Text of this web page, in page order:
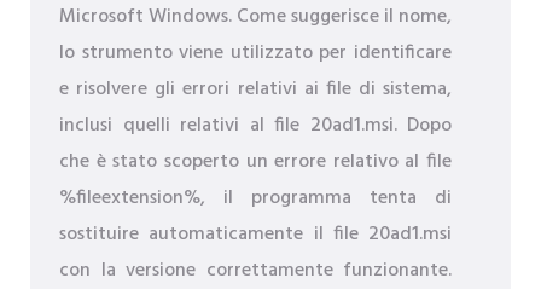
Microsoft Windows. Come suggerisce il nome,
lo strumento viene utilizzato per identificare
e risolvere gli errori relativi ai file di sistema,
inclusi quelli relativi al file 20ad1.msi. Dopo
che è stato scoperto un errore relativo al file
%fileextension%, il programma tenta di
sostituire automaticamente il file 20ad1.msi
con la versione correttamente funzionante.